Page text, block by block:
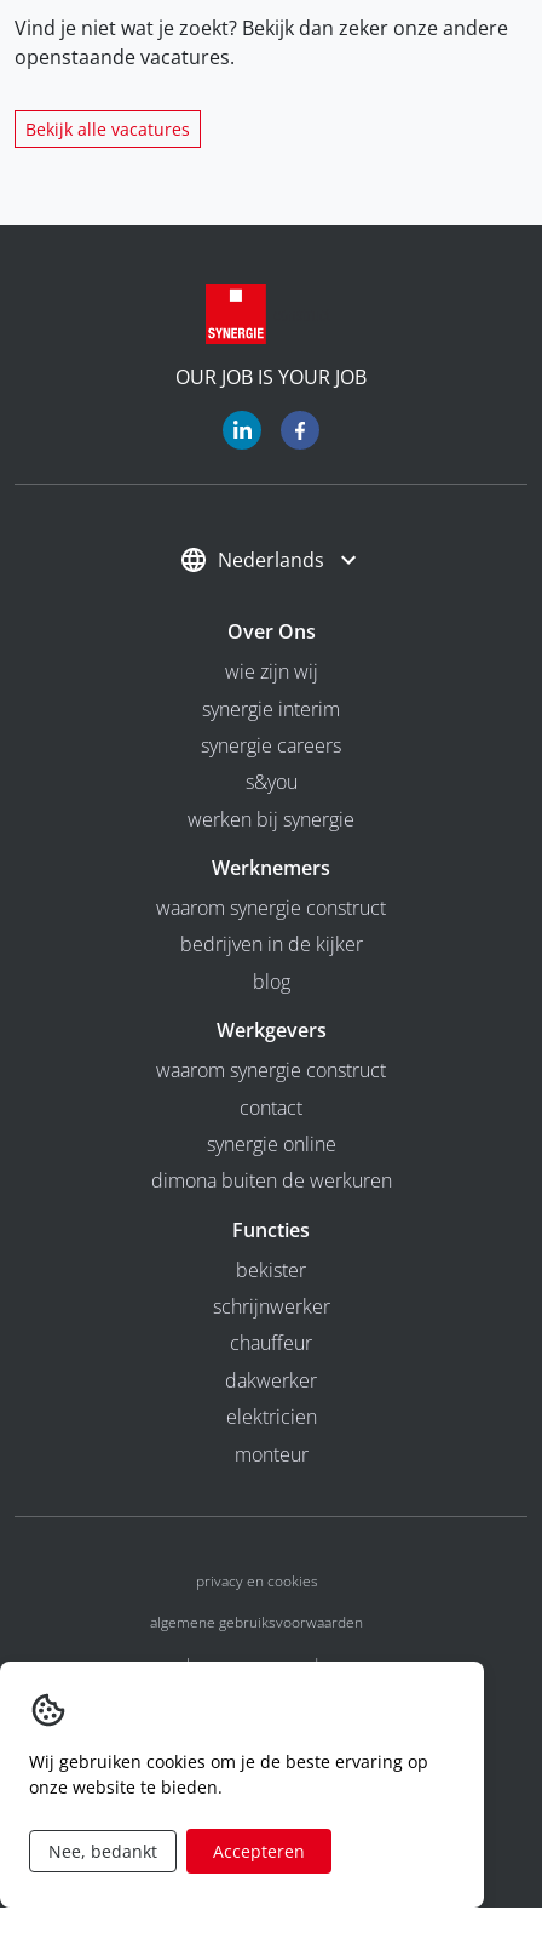
Vind je niet wat je zoekt? Bekijk dan zeker onzeandere
openstaande vacatures.
Bekijk alle vacatures
OUR JOB IS YOUR JOB
Nederlands
Over Ons
wie zijn wij
synergie interim
synergie careers
s&you
werken bij synergie
Werknemers
waarom synergie construct
bedrijven in de kijker
blog
Werkgevers
waarom synergie construct
contact
synergie online
dimona buiten de werkuren
Functies
bekister
schrijnwerker
chauffeur
dakwerker
elektricien
monteur
privacy en cookies
algemene gebruiksvoorwaarden
algemene voorwaarden
code of conduct
aanvraag rechten ivm privacy
Wij gebruiken cookies om je de beste ervaring op
onze website te bieden.
Nee, bedankt Accepteren